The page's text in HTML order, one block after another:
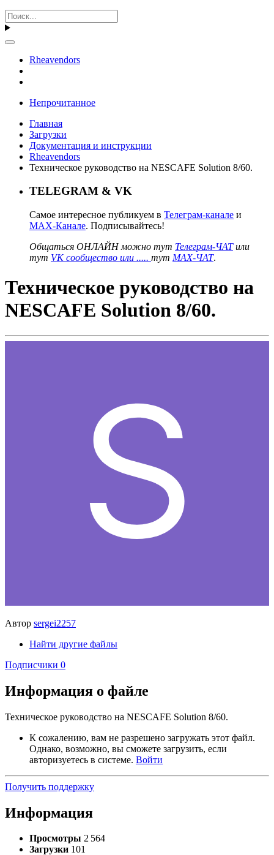
Rheavendors
Непрочитанное
Главная
Загрузки
Документация и инструкции
Rheavendors
Техническое руководство на NESCAFE Solution 8/60.
TELEGRAM & VK
Самое интересное публикуем в Телеграм-канале и
MAX-Канале. Подписывайтесь!
Общаться ОНЛАЙН можно тут Телеграм-ЧАТили
тут VK сообщество или ..... тут MAX-ЧАТ.
Техническое руководство на
NESCAFE Solution 8/60.
Автор sergei2257
Найти другие файлы
Подписчики 0
Информация о файле
Техническое руководство на NESCAFE Solution 8/60.
К сожалению, вам не разрешено загружать этот файл.
Однако, возможно, вы сможете загрузить, если
авторизуетесь в системе. Войти
Получить поддержку
Информация
Просмотры 2 564
Загрузки 101